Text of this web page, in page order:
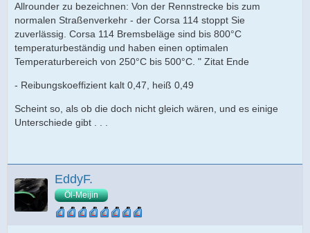
Allrounder zu bezeichnen: Von der Rennstrecke bis zum
normalen Straßenverkehr - der Corsa 114 stoppt Sie
zuverlässig. Corsa 114 Bremsbeläge sind bis 800°C
temperaturbeständig und haben einen optimalen
Temperaturbereich von 250°C bis 500°C. " Zitat Ende
- Reibungskoeffizient kalt 0,47, heiß 0,49
Scheint so, als ob die doch nicht gleich wären, und es einige
Unterschiede gibt . . .
EddyF.
Öl-Meijin